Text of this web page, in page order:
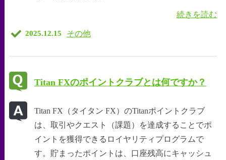
続きを読む
2025.12.15 その他
Titan FXのポイントクラブとは何ですか？
Titan FX（タイタン FX）のTitanポイントクラブ
は、取引やクエスト（課題）を達成することでポ
イントを獲得できるロイヤリティプログラムで
す。貯まったポイントは、口座残高にキャッシュ